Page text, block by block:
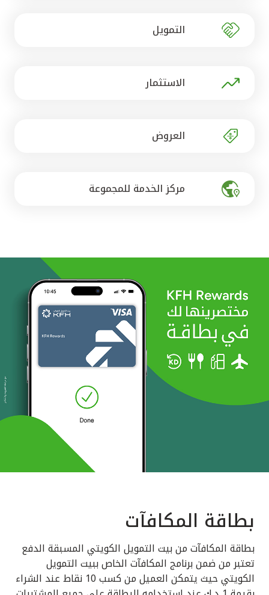
مصر
التمويل
الاستثمار
العروض
مركز الخدمة للمجموعة
بطاقة المكافآت
بطاقة المكافآت من بيت التمويل الكويتي المسبقة الدفع
تعتبر من ضمن برنامج المكافآت الخاص ببيت التمويل
الكويتي حيث يتمكن العميل من كسب 10 نقاط عند الشراء